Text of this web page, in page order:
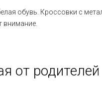
обувь. Кроссовки с
внимание.
от родителей